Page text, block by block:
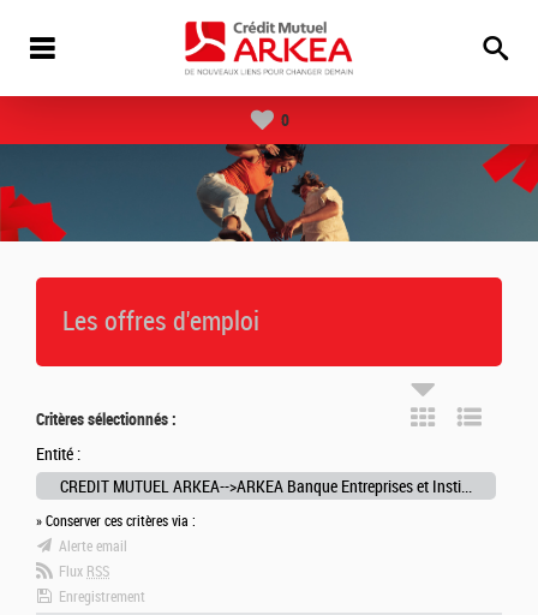
0
Les offres d'emploi
Critères sélectionnés :
Entité :
CREDIT MUTUEL ARKEA-->ARKEA Banque Entreprises et Institutionnels-->ARKEA Crédit Bail
» Conserver ces critères via :
Alerte email
Flux RSS
Enregistrement